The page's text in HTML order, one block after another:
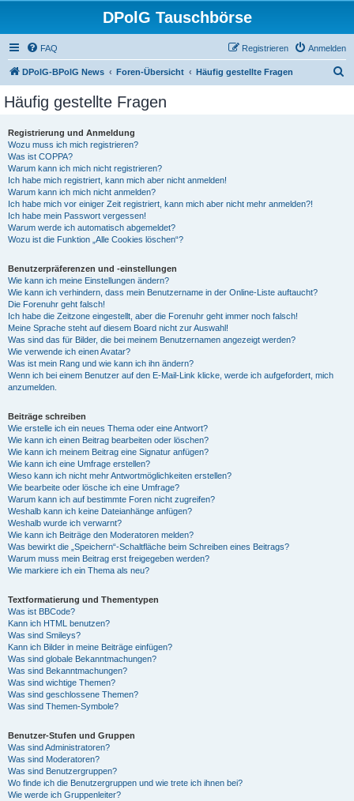
DPolG Tauschbörse
FAQ Anmelden
Registrieren
DPolG-BPolG News Foren-Übersicht Häufig gestellte Fragen
Häufig gestellte Fragen
Registrierung und Anmeldung
Wozu muss ich mich registrieren?
Was ist COPPA?
Warum kann ich mich nicht registrieren?
Ich habe mich registriert, kann mich aber nicht anmelden!
Warum kann ich mich nicht anmelden?
Ich habe mich vor einiger Zeit registriert, kann mich aber nicht mehr anmelden?!
Ich habe mein Passwort vergessen!
Warum werde ich automatisch abgemeldet?
Wozu ist die Funktion „Alle Cookies löschen“?
Benutzerpräferenzen und -einstellungen
Wie kann ich meine Einstellungen ändern?
Wie kann ich verhindern, dass mein Benutzername in der Online-Liste auftaucht?
Die Forenuhr geht falsch!
Ich habe die Zeitzone eingestellt, aber die Forenuhr geht immer noch falsch!
Meine Sprache steht auf diesem Board nicht zur Auswahl!
Was sind das für Bilder, die bei meinem Benutzernamen angezeigt werden?
Wie verwende ich einen Avatar?
Was ist mein Rang und wie kann ich ihn ändern?
Wenn ich bei einem Benutzer auf den E-Mail-Link klicke, werde ich aufgefordert, mich
anzumelden.
Beiträge schreiben
Wie erstelle ich ein neues Thema oder eine Antwort?
Wie kann ich einen Beitrag bearbeiten oder löschen?
Wie kann ich meinem Beitrag eine Signatur anfügen?
Wie kann ich eine Umfrage erstellen?
Wieso kann ich nicht mehr Antwortmöglichkeiten erstellen?
Wie bearbeite oder lösche ich eine Umfrage?
Warum kann ich auf bestimmte Foren nicht zugreifen?
Weshalb kann ich keine Dateianhänge anfügen?
Weshalb wurde ich verwarnt?
Wie kann ich Beiträge den Moderatoren melden?
Was bewirkt die „Speichern“-Schaltfläche beim Schreiben eines Beitrags?
Warum muss mein Beitrag erst freigegeben werden?
Wie markiere ich ein Thema als neu?
Textformatierung und Thementypen
Was ist BBCode?
Kann ich HTML benutzen?
Was sind Smileys?
Kann ich Bilder in meine Beiträge einfügen?
Was sind globale Bekanntmachungen?
Was sind Bekanntmachungen?
Was sind wichtige Themen?
Was sind geschlossene Themen?
Was sind Themen-Symbole?
Benutzer-Stufen und Gruppen
Was sind Administratoren?
Was sind Moderatoren?
Was sind Benutzergruppen?
Wo finde ich die Benutzergruppen und wie trete ich ihnen bei?
Wie werde ich Gruppenleiter?